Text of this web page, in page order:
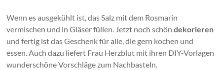
Wenn es ausgekühlt ist, das Salz mit dem Rosmarin
vermischen und in Gläser füllen. Jetzt noch schöndekorieren
und fertig ist das Geschenk für alle, die gern kochen und
essen. Auch dazu liefert Frau Herzblut mit ihren DIY-Vorlagen
wunderschöne Vorschläge zum Nachbasteln.